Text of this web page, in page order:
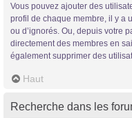
Vous pouvez ajouter des
profil de chaque membre, il y a
ou d’ignorés. Ou, depuis votre
directement des membres en
également supprimer des
Haut
Recherche dans les